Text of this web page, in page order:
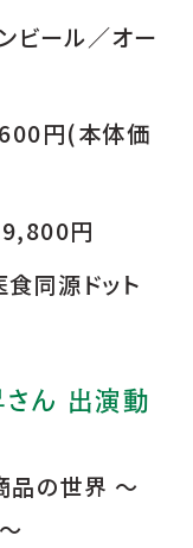
ビール／オー
円(本体価
円
同源ドット
ん 出演動
品の世界 ～